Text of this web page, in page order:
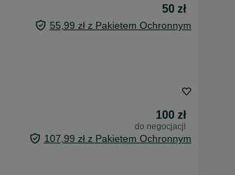
50 zł
55,99 zł z Pakietem Ochronnym
100 zł
do negocjacji
107,99 zł z Pakietem Ochronnym